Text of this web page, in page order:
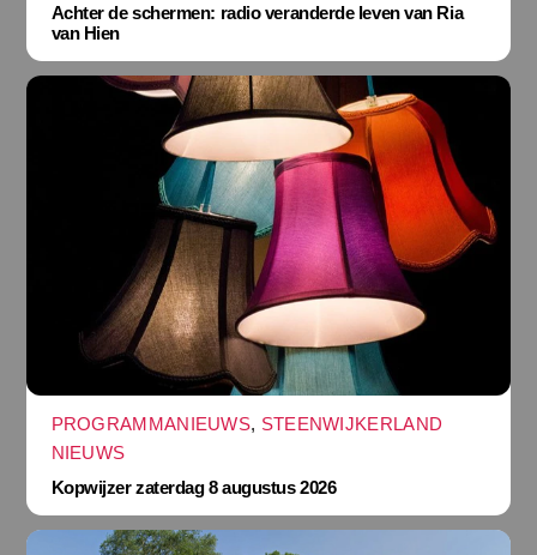
Achter de schermen: radio veranderde leven van Ria
van Hien
PROGRAMMANIEUWS, STEENWIJKERLAND
NIEUWS
Kopwijzer zaterdag 8 augustus 2026